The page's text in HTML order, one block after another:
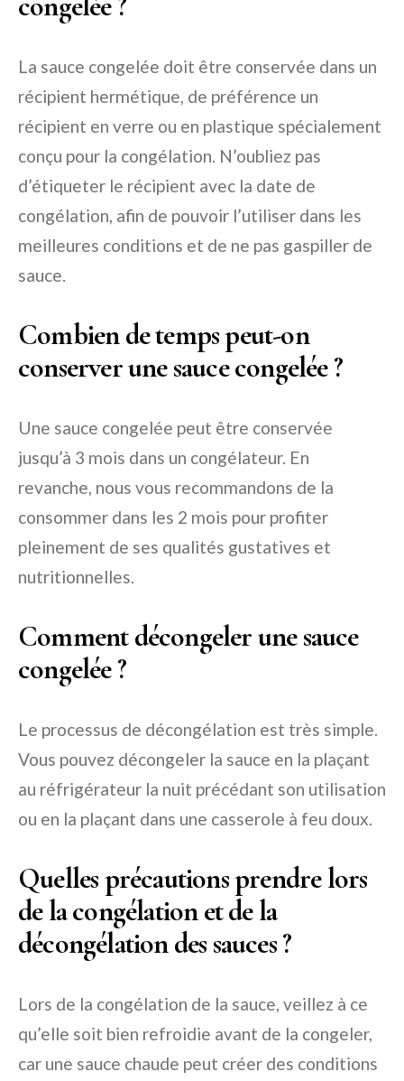
La sauce congelée doit être conservée dans un
récipient hermétique, de préférence un
récipient en verre ou en plastique spécialement
conçu pour la congélation. N’oubliez pas
d’étiqueter le récipient avec la date de
congélation, afin de pouvoir l’utiliser dans les
meilleures conditions et de ne pas gaspiller de
sauce.
Combien de temps peut-on
conserver une sauce congelée ?
Une sauce congelée peut être conservée
jusqu’à 3 mois dans un congélateur. En
revanche, nous vous recommandons de la
consommer dans les 2 mois pour profiter
pleinement de ses qualités gustatives et
nutritionnelles.
Comment décongeler une sauce
congelée ?
Le processus de décongélation est très simple.
Vous pouvez décongeler la sauce en la plaçant
au réfrigérateur la nuit précédant son utilisation
ou en la plaçant dans une casserole à feu doux.
Quelles précautions prendre lors
de la congélation et de la
décongélation des sauces ?
Lors de la congélation de la sauce, veillez à ce
qu’elle soit bien refroidie avant de la congeler,
car une sauce chaude peut créer des conditions